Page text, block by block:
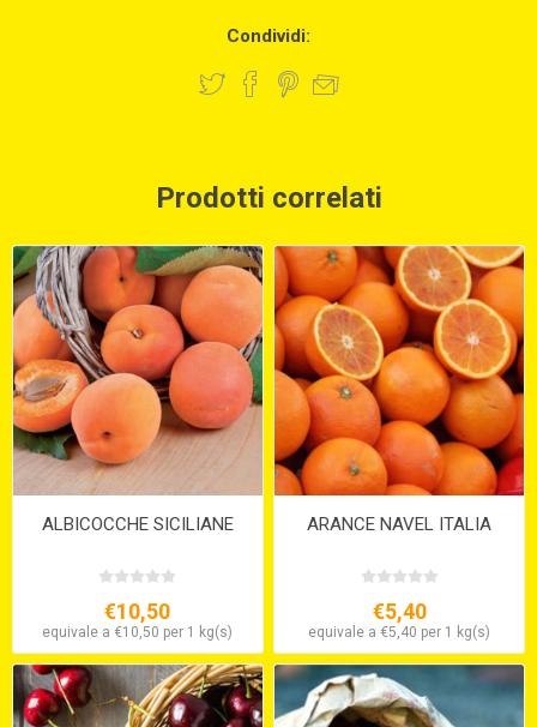
Condividi:
Prodotti correlati
ALBICOCCHE SICILIANE
€10,50
equivale a €10,50 per 1 kg(s)
ARANCE NAVEL ITALIA
€5,40
equivale a €5,40 per 1 kg(s)